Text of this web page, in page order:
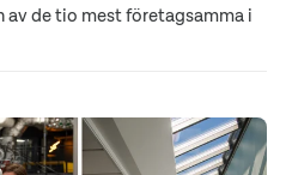
av de tio mest företagsamma i